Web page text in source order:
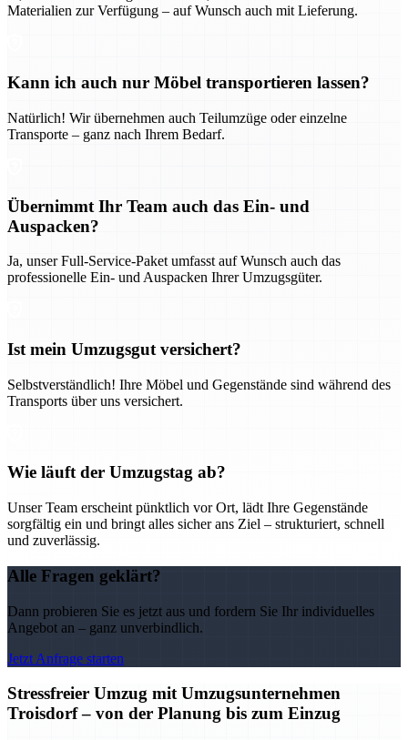
Materialien zur Verfügung – auf Wunsch auch mit Lieferung.
Kann ich auch nur Möbel transportieren lassen?
Natürlich! Wir übernehmen auch Teilumzüge oder einzelne
Transporte – ganz nach Ihrem Bedarf.
Übernimmt Ihr Team auch das Ein- und
Auspacken?
Ja, unser Full-Service-Paket umfasst auf Wunsch auch das
professionelle Ein- und Auspacken Ihrer Umzugsgüter.
Ist mein Umzugsgut versichert?
Selbstverständlich! Ihre Möbel und Gegenstände sind während des
Transports über uns versichert.
Wie läuft der Umzugstag ab?
Unser Team erscheint pünktlich vor Ort, lädt Ihre Gegenstände
sorgfältig ein und bringt alles sicher ans Ziel – strukturiert, schnell
und zuverlässig.
Alle Fragen geklärt?
Dann probieren Sie es jetzt aus und fordern Sie Ihr individuelles
Angebot an – ganz unverbindlich.
Jetzt Anfrage starten
Stressfreier Umzug mit Umzugsunternehmen
Troisdorf – von der Planung bis zum Einzug